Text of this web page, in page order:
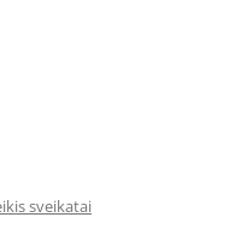
sveikatai